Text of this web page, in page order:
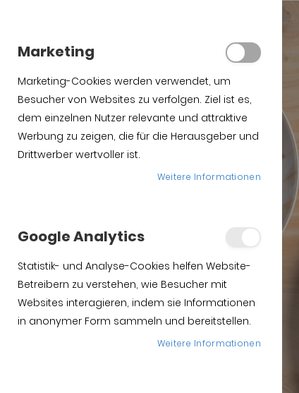
Spanischer
Schinken
Kaufen
Marketing
Marketing-Cookies werden verwendet, um
Besucher von Websites zu verfolgen. Ziel ist es,
dem einzelnen Nutzer relevante und attraktive
Werbung zu zeigen, die für die Herausgeber und
Drittwerber wertvoller ist.
Weitere Informationen
Google Analytics
Statistik- und Analyse-Cookies helfen Website-
Betreibern zu verstehen, wie Besucher mit
Websites interagieren, indem sie Informationen
in anonymer Form sammeln und bereitstellen.
Weitere Informationen